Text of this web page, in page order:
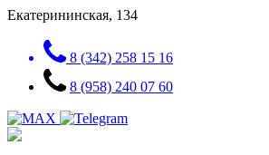
Екатерининская, 134
8 (342) 258 15 16
8 (958) 240 07 60